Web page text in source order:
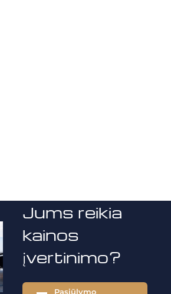
Jums reikia
kainos
įvertinimo?
Pasiūlymo